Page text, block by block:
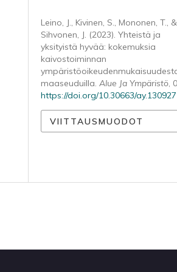
Leino, J., Kivinen, S., Mononen, T., &
Sihvonen, J. (2023). Yhteistä ja
yksityistä hyvää: kokemuksia
kaivostoiminnan
maaseuduilla. Alue Ja Ympäristö,
https://doi.org/10.30663/ay.130927
VIITTAUSMUODOT